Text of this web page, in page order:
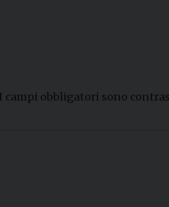
I campi obbligatori sono